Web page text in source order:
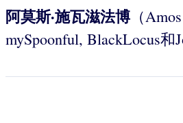
阿莫斯·施瓦滋法博 （
mySpoonful, BlackLocus